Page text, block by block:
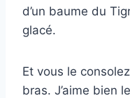
d’un baume du
glacé.
Et vous le
bras. J’aime bien